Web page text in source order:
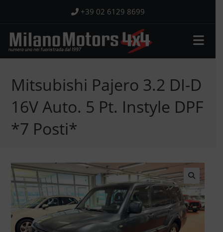
contenuto
+39 02 6129 8699
Mitsubishi Pajero 3.2 DI-D
16V Auto. 5 Pt. Instyle DPF
*7 Posti*
🔍